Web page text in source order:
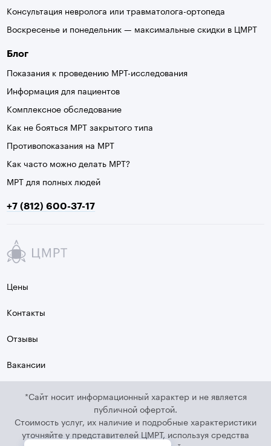
Консультация невролога или травматолога-ортопеда
Воскресенье и понедельник — максимальные скидки в ЦМРТ
Блог
Показания к проведению МРТ-исследования
Информация для пациентов
Комплексное обследование
Как не бояться МРТ закрытого типа
Противопоказания на МРТ
Как часто можно делать МРТ?
МРТ для полных людей
+7 (812) 600-37-17
Цены
Контакты
Отзывы
Вакансии
*Сайт носит информационный характер и не является
публичной офертой.
Стоимость услуг, их наличие и подробные характеристики
уточняйте у представителей ЦМРТ, используя средства